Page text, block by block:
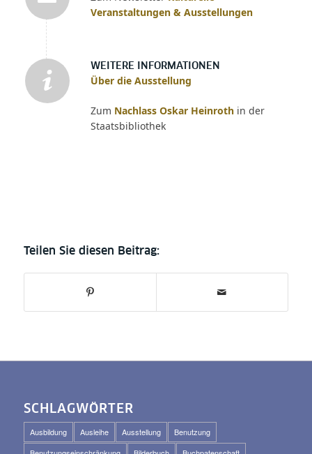
Veranstaltungen & Ausstellungen
WEITERE INFORMATIONEN
Über die Ausstellung
Zum Nachlass Oskar Heinrothin der
Staatsbibliothek
SCHLAGWÖRTER
Ausbildung Ausleihe Ausstellung
Benutzung